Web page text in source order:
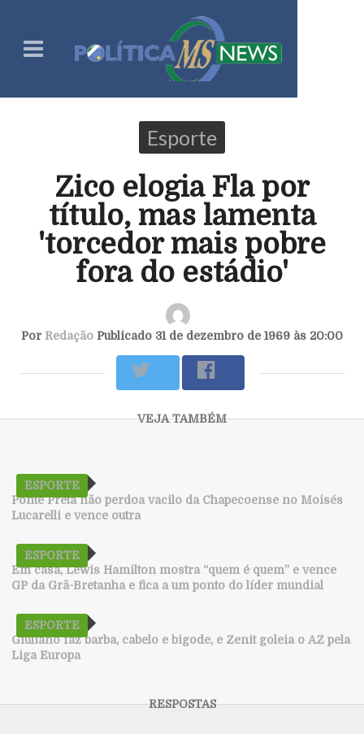
Esporte
Zico elogia Fla por
título, mas lamenta
'torcedor mais pobre
fora do estádio'
Por Redação Publicado 31 de dezembro de 1969 às 20:00
ESPORTE
Ponte Preta não perdoa vacilo da Chapecoense no Moisés
Lucarelli e vence outra
ESPORTE
Em casa, Lewis Hamilton mostra “quem é quem” e vence
GP da Grã-Bretanha e fica a um ponto do líder mundial
ESPORTE
Giuliano faz barba, cabelo e bigode, e Zenit goleia o AZ pela
Liga Europa